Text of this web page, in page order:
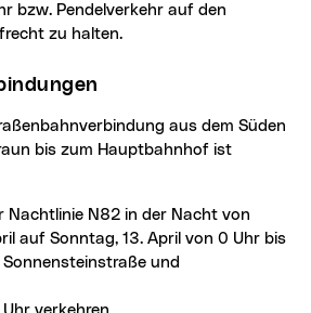
bzw. Pendelverkehr auf den
zu halten.
bis zum Hauptbahnhof ist
Nachtlinie N82 in der Nacht von
auf Sonntag, 13. April von 0 Uhr bis
und